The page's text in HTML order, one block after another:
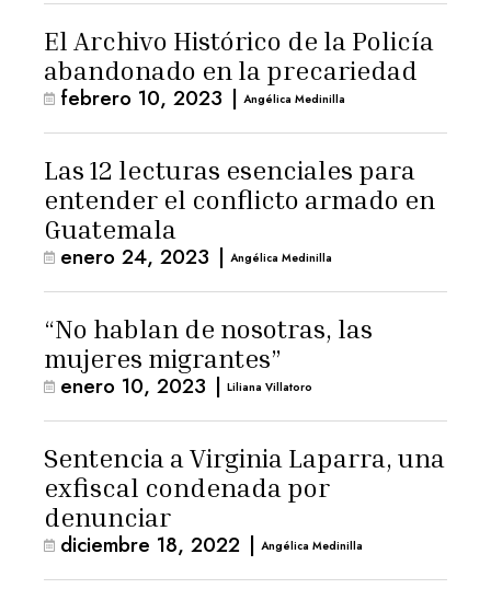
El Archivo Histórico de la Policía
abandonado en la precariedad
febrero 10, 2023 | Angélica Medinilla
Las 12 lecturas esenciales para
entender el conflicto armado en
Guatemala
enero 24, 2023 | Angélica Medinilla
“No hablan de nosotras, las
mujeres migrantes”
enero 10, 2023 | Liliana Villatoro
Sentencia a Virginia Laparra, una
exfiscal condenada por
denunciar
diciembre 18, 2022 | Angélica Medinilla